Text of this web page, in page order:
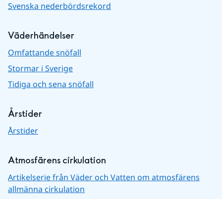
Svenska nederbördsrekord
Väderhändelser
Omfattande snöfall
Stormar i Sverige
Tidiga och sena snöfall
Årstider
Årstider
Atmosfärens cirkulation
Artikelserie från Väder och Vatten om atmosfärens
allmänna cirkulation